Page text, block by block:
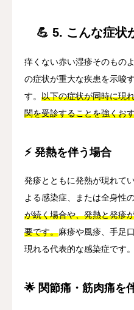
💪 5. こんな症状
痒くない赤い湿疹そのもの
の症状が重大な疾患を示唆
す。 以下の症状が同時に現
関を受診することを強くお
⚡ 発熱を伴う場合
発疹とともに発熱が現れて
よる感染症、または全身性
が続く場合や、発熱と発疹
要です。麻疹や風疹、手足
現れる代表的な感染症です。
🌟 関節痛・筋肉痛を